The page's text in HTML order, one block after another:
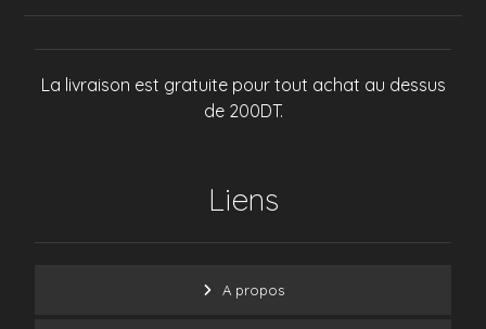
La livraison est gratuite pour tout achat au dessus
de 200DT.
Liens
A propos